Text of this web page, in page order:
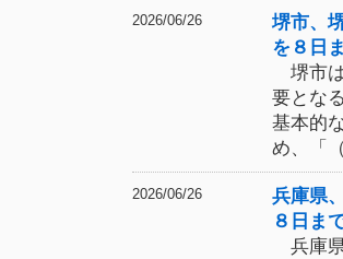
2026/06/26
堺市、
を８日
堺市
要とな
基本的
め、「
2026/06/26
兵庫県
８日ま
兵庫